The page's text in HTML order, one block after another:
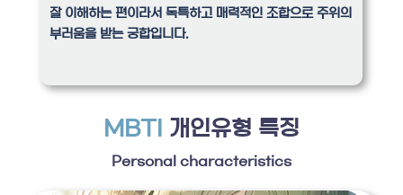
잘 이해하는 편이라서 독특하고 매력적인 조합으로 주위의
부러움을 받는 궁합입니다.
MBTI 개인유형 특징
Personal characteristics